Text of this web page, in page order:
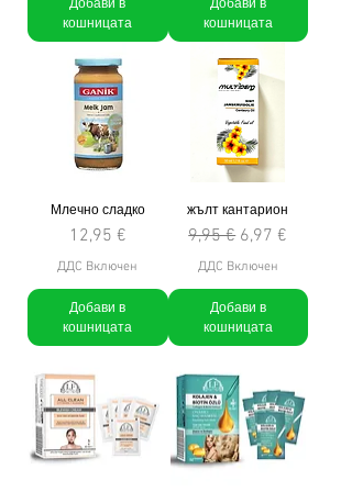
кошницата
кошницата
Млечно сладко
Цена
12,95 €
ДДС Включен
Добави в
кошницата
жълт кантарион
Редовна цена
9,95 € Продажна цена
6,97 €
ДДС Включен
Добави в
кошницата